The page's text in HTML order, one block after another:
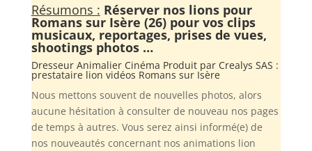
Résumons : Réserver nos lions pour
Romans sur Isère (26) pour vos clips
musicaux, reportages, prises de vues,
shootings photos …
Dresseur Animalier Cinéma Produit par Crealys SAS :
prestataire lion vidéos Romans sur Isère
Nous mettons souvent de nouvelles photos, alors
aucune hésitation à consulter de nouveau nos pages
de temps à autres. Vous serez ainsi informé(e) de
nos nouveautés concernant nos animations lion